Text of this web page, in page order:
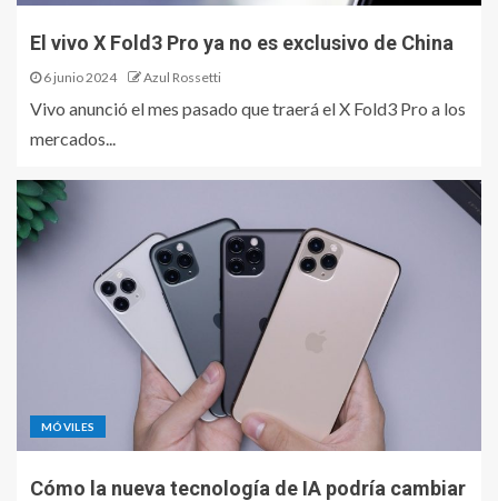
El vivo X Fold3 Pro ya no es exclusivo de China
6 junio 2024 Azul Rossetti
Vivo anunció el mes pasado que traerá el X Fold3 Pro a los
mercados...
MÓVILES
Cómo la nueva tecnología de IA podría cambiar